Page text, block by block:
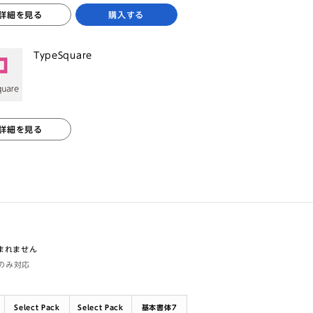
細を見る 購入する
TypeSquare
細を見る
れません
み対応
Select Pack Select Pack 基本書体7